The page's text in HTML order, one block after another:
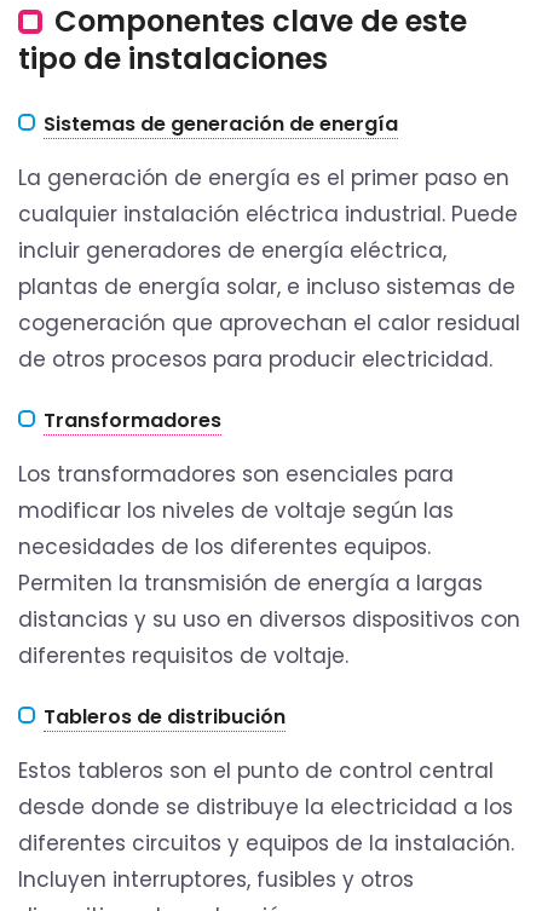
Componentes clave de este
tipo de instalaciones
Sistemas de generación de energía
La generación de energía es el primer paso en
cualquier instalación eléctrica industrial. Puede
incluir generadores de energía eléctrica,
plantas de energía solar, e incluso sistemas de
cogeneración que aprovechan el calor residual
de otros procesos para producir electricidad.
Transformadores
Los transformadores son esenciales para
modificar los niveles de voltaje según las
necesidades de los diferentes equipos.
Permiten la transmisión de energía a largas
distancias y su uso en diversos dispositivos con
diferentes requisitos de voltaje.
Tableros de distribución
Estos tableros son el punto de control central
desde donde se distribuye la electricidad a los
diferentes circuitos y equipos de la instalación.
Incluyen interruptores, fusibles y otros